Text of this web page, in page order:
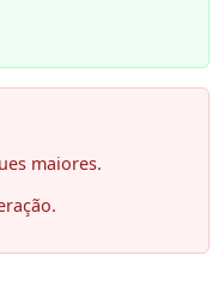
maiores.